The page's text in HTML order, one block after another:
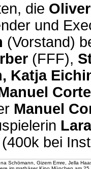
die
und
(Vorstand)
(FFF),
Katja
Manuel
(400k bei